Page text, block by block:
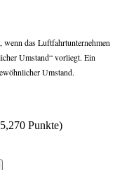
wenn das Luftfahrtunternehmen
Umstand“ vorliegt. Ein
Umstand.
Punkte)